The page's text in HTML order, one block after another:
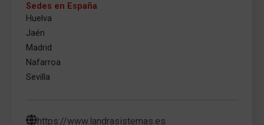
Sedes en España
Huelva
Jaén
Madrid
Nafarroa
Sevilla
https://www.landrasistemas.es